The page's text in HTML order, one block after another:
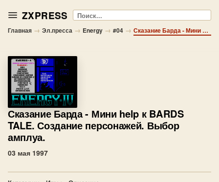
ZXPRESS Поиск
Главная → Эл.пресса → Energy → #04 → Сказание Барда - Мини help к BARDS TALE. Создание персонажей. Выбор амплуа.
Сказание Барда- Мини help к BARDS
TALE. Создание персонажей. Выбор
амплуа.
03 мая 1997